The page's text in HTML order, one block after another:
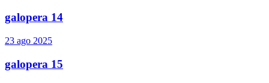
galopera 14
23 ago 2025
galopera 15